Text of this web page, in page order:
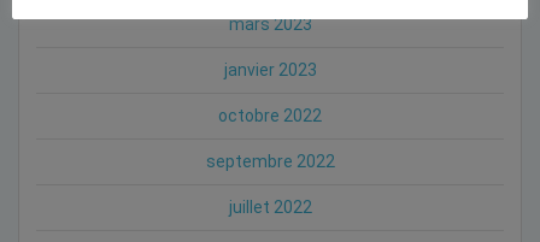
mars 2023
janvier 2023
octobre 2022
septembre 2022
juillet 2022